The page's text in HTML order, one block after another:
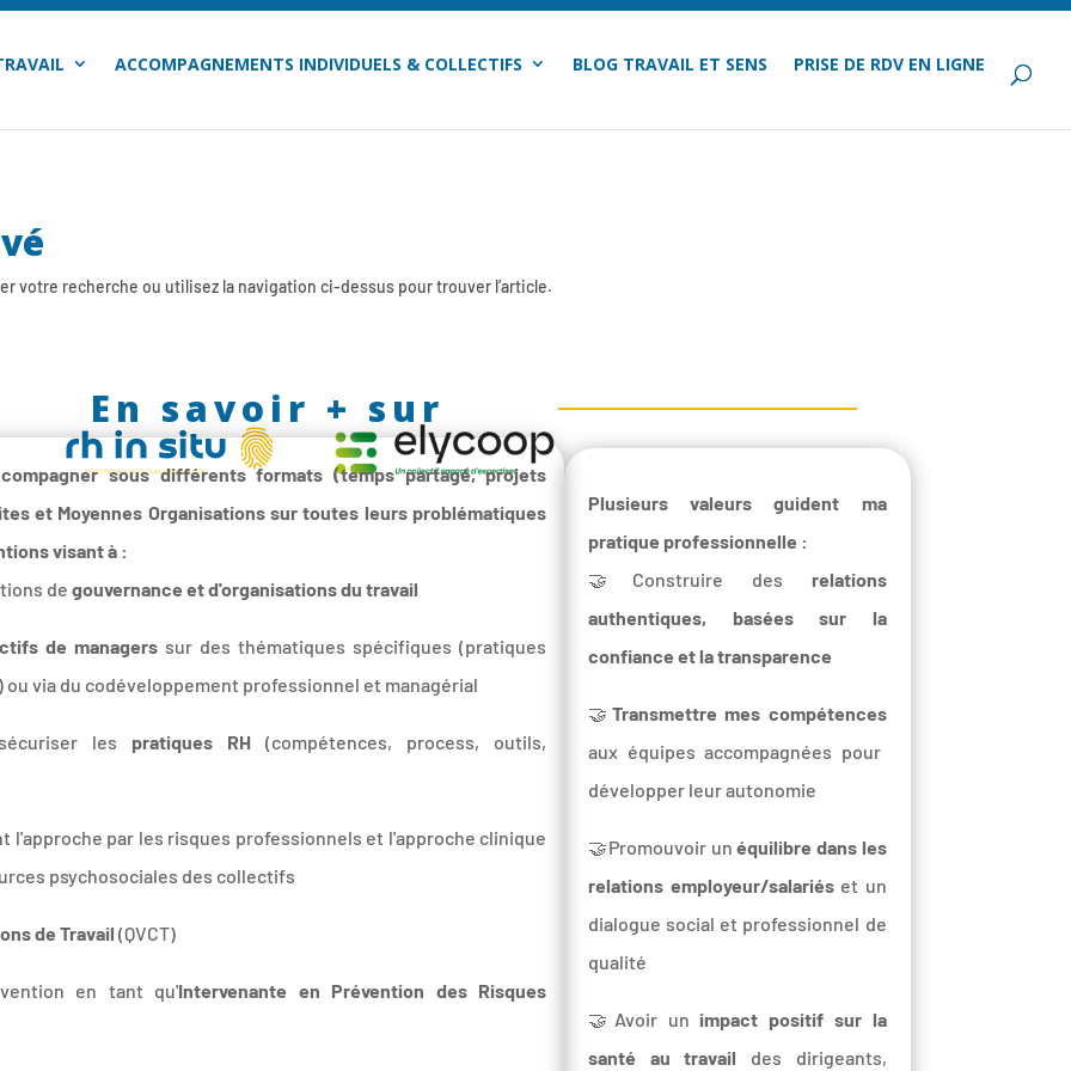
ACCOMPAGNEMENTS INDIVIDUELS & COLLECTIFS BLOG TRAVAIL ET SENS PRISE DE RDV EN LIGNE
votre recherche ou utilisez la navigation ci-dessus pour trouver l’article.
En savoir + sur
sous différents formats (temps partagé, projets
et Moyennes Organisations sur toutes leurs problématiques
visant à :
degouvernance et d'organisations du travail
de managers sur des thématiques spécifiques (pratiques
ou via du codéveloppement professionnel et managérial
les pratiques RH (compétences, process, outils,
l'approche par les risques professionnels et l'approche clinique
psychosociales des collectifs
de Travail (QVCT)
en tant qu'Intervenante en Prévention des Risques
Plusieurs valeurs guident ma
pratique professionnelle :
🤝Construire des relations
authentiques, basées sur la
confiance et la transparence
🤝 Transmettre mes compétences
aux équipes accompagnées pour
développer leur autonomie
🤝Promouvoir unéquilibre dans les
relations employeur/salariéset un
dialogue social et professionnel de
qualité
🤝Avoir un impact positif sur la
santé au travail des dirigeants,